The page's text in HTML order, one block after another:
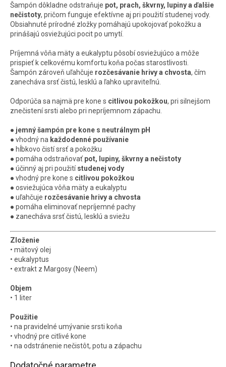
Šampón dôkladne odstraňuje pot, prach, škvrny, lupiny a ďalšie
nečistoty, pričom funguje efektívne aj pri použití studenej vody.
Obsiahnuté prírodné zložky pomáhajú upokojovať pokožku a
prinášajú osviežujúci pocit po umytí.
Príjemná vôňa mäty a eukalyptu pôsobí osviežujúco a môže
prispieť k celkovému komfortu koňa počas starostlivosti.
Šampón zároveň uľahčuje rozčesávanie hrivy a chvosta, čím
zanecháva srsť čistú, lesklú a ľahko upraviteľnú.
Odporúča sa najmä pre kone s citlivou pokožkou, pri silnejšom
znečistení srsti alebo pri nepríjemnom zápachu.
● jemný šampón pre kone s neutrálnym pH
● vhodný na každodenné používanie
● hĺbkovo čistí srsť a pokožku
● pomáha odstraňovať pot, lupiny, škvrny a nečistoty
● účinný aj pri použitístudenej vody
● vhodný pre kone s citlivou pokožkou
● osviežujúca vôňa mäty a eukalyptu
● uľahčuje rozčesávanie hrivy a chvosta
● pomáha eliminovať nepríjemné pachy
● zanecháva srsť čistú, lesklú a sviežu
Zloženie
• mätový olej
• eukalyptus
• extrakt z Margosy (Neem)
Objem
• 1 liter
Použitie
• na pravidelné umývanie srsti koňa
• vhodný pre citlivé kone
• na odstránenie nečistôt, potu a zápachu